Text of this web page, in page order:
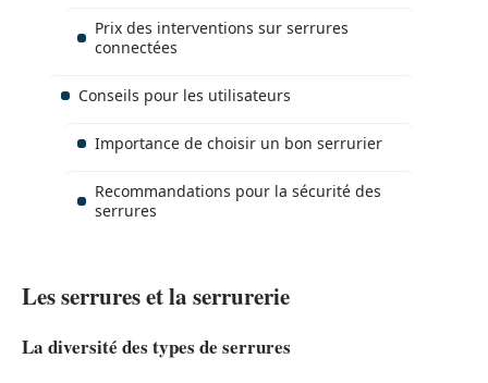
Prix des interventions sur serrures
connectées
Conseils pour les utilisateurs
Importance de choisir un bon serrurier
Recommandations pour la sécurité des
serrures
Les serrures et la serrurerie
La diversité des types de serrures